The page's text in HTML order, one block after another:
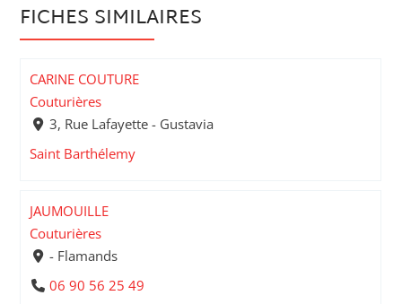
FICHES SIMILAIRES
CARINE COUTURE
Couturières
3, Rue Lafayette - Gustavia
Saint Barthélemy
JAUMOUILLE
Couturières
- Flamands
06 90 56 25 49